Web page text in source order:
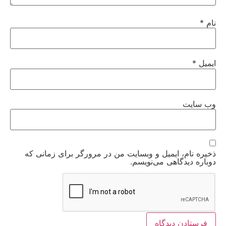
نام *
ایمیل *
وب‌ سایت
ذخیره نام، ایمیل و وبسایت من در مرورگر برای زمانی که
دوباره دیدگاهی می‌نویسم.